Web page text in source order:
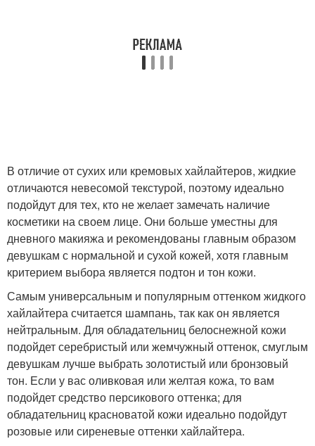
В отличие от сухих или кремовых хайлайтеров, жидкие
отличаются невесомой текстурой, поэтому идеально
подойдут для тех, кто не желает замечать наличие
косметики на своем лице. Они больше уместны для
дневного макияжа и рекомендованы главным образом
девушкам с нормальной и сухой кожей, хотя главным
критерием выбора является подтон и тон кожи.
Самым универсальным и популярным оттенком жидкого
хайлайтера считается шампань, так как он является
нейтральным. Для обладательниц белоснежной кожи
подойдет серебристый или жемчужный оттенок, смуглым
девушкам лучше выбрать золотистый или бронзовый
тон. Если у вас оливковая или желтая кожа, то вам
подойдет средство персикового оттенка; для
обладательниц красноватой кожи идеально подойдут
розовые или сиреневые оттенки хайлайтера.